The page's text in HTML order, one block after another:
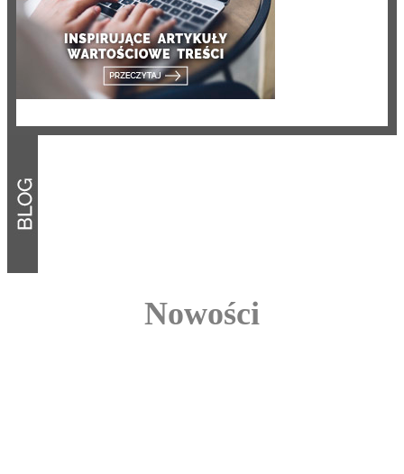
Nowości